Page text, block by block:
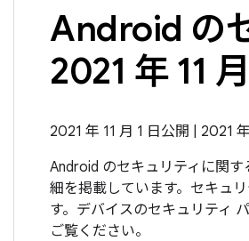
Android の
2021 年 11 月
2021 年 11 月 1 日公開 | 2021
Android のセキュリティに関
細を掲載しています。セキュ
す。デバイスのセキュリティ
ご覧ください。